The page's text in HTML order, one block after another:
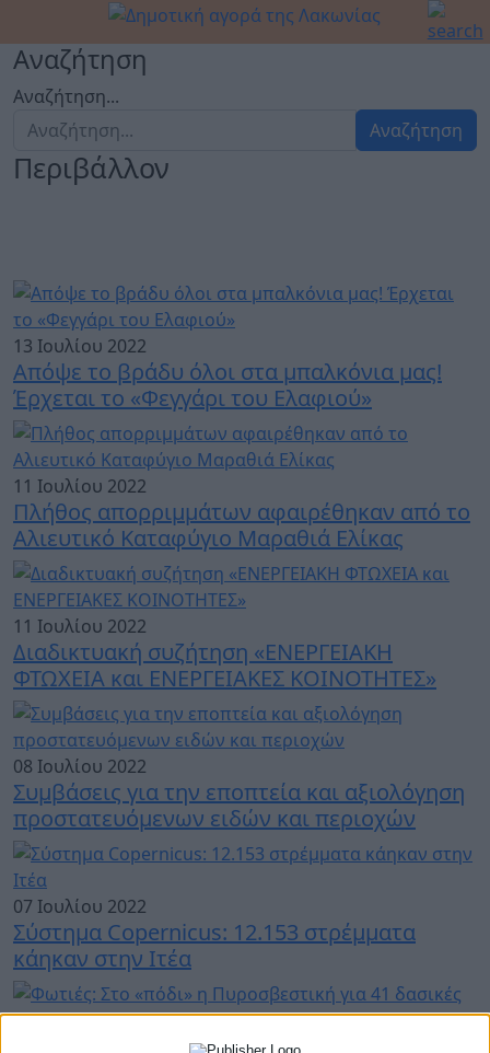
Αναζήτηση
Αναζήτηση...
Αναζήτηση
Περιβάλλον
13 Ιουλίου 2022
Απόψε το βράδυ όλοι στα μπαλκόνια μας!
Έρχεται το «Φεγγάρι του Ελαφιού»
11 Ιουλίου 2022
Πλήθος απορριμμάτων αφαιρέθηκαν από το
Αλιευτικό Καταφύγιο Μαραθιά Ελίκας
11 Ιουλίου 2022
Διαδικτυακή συζήτηση «ΕΝΕΡΓΕΙΑΚΗ
ΦΤΩΧΕΙΑ και ΕΝΕΡΓΕΙΑΚΕΣ ΚΟΙΝΟΤΗΤΕΣ»
08 Ιουλίου 2022
Συμβάσεις για την εποπτεία και αξιολόγηση
προστατευόμενων ειδών και περιοχών
07 Ιουλίου 2022
Σύστημα Copernicus: 12.153 στρέμματα
κάηκαν στην Ιτέα